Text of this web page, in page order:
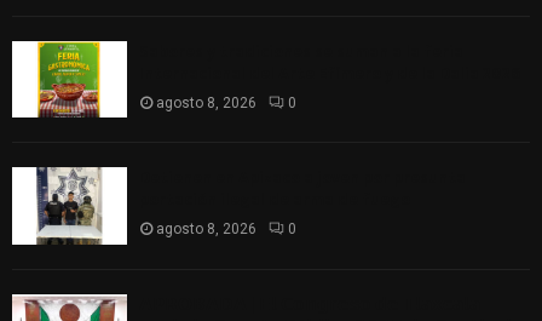
agosto 8, 2026 0
agosto 8, 2026 0